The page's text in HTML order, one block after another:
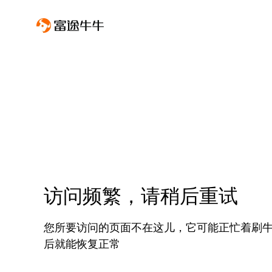
访问频繁，请稍后重试
您所要访问的页面不在这儿，它可能正忙着刷
后就能恢复正常